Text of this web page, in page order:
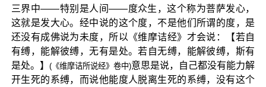
三界中——特别是人间——度众生，这个称为菩萨发心，
这就是发大心。经中说的这个度，不是他们所谓的度，是
还没有成佛说为未度，所以《维摩诘经》才会说：【若自
有缚，能解彼缚，无有是处。若自无缚，能解彼缚，斯有
是处。】 (《维摩诘所说经》卷中)意思是说，自己都没有能力解
开生死的系缚，而说他能度人脱离生死的系缚，没有这个